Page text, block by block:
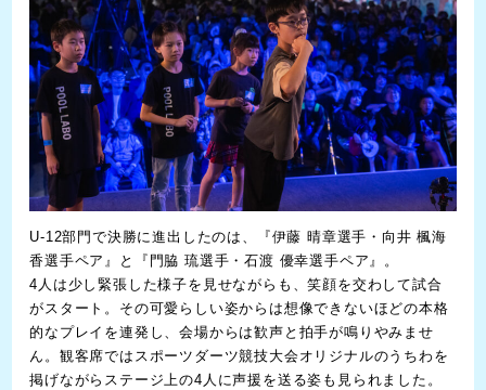
U-12部門で決勝に進出したのは、『伊藤 晴章選手・向井 楓海
香選手ペア』と『門脇 琉選手・石渡 優幸選手ペア』。
4人は少し緊張した様子を見せながらも、笑顔を交わして試合
がスタート。その可愛らしい姿からは想像できないほどの本格
的なプレイを連発し、会場からは歓声と拍手が鳴りやみませ
ん。観客席ではスポーツダーツ競技大会オリジナルのうちわを
掲げながらステージ上の4人に声援を送る姿も見られました。